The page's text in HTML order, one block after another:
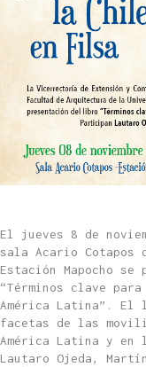
El jueves 8 de
sala Acario
Estación Mapocho
“Términos clave
América Latina”.
facetas de las
América Latina y
Lautaro Ojeda,